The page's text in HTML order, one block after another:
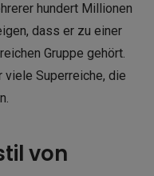
hundert Millionen
dass er zu einer
Gruppe gehört.
Superreiche, die
von